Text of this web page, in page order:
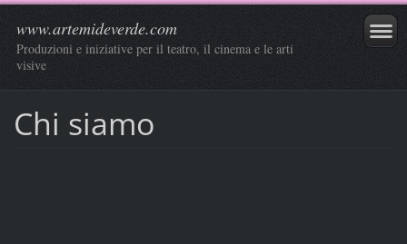
www.artemideverde.com
Produzioni e iniziative per il teatro, il cinema e le arti
visive
Chi siamo